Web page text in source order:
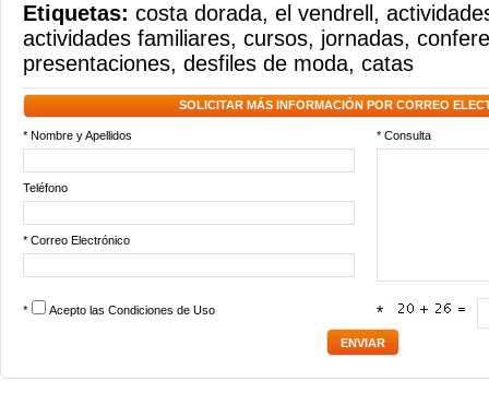
Etiquetas: costa dorada, el vendrell ,
actividades familiares, cursos, jornadas,
presentaciones, desfiles de moda, catas
SOLICITAR MÁS INFORMACIÓN POR CORREO
* Nombre y Apellidos * Consulta
Teléfono
* Correo Electrónico
* Acepto las Condiciones de Uso *